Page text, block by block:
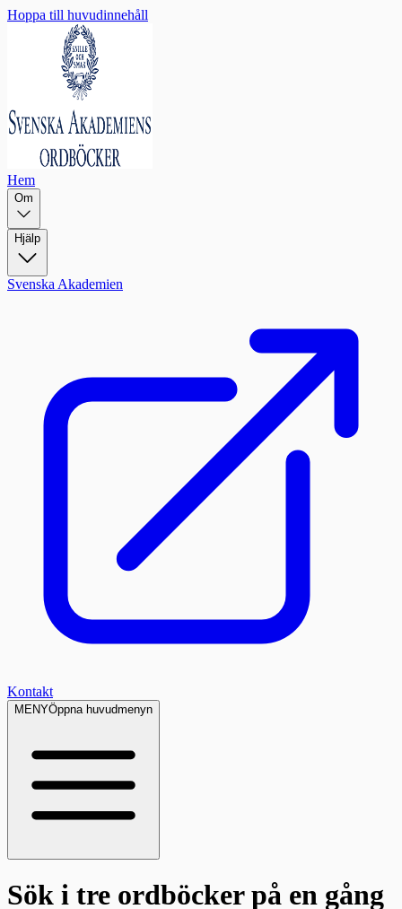
Hoppa till huvudinnehåll
Hem
Om
Hjälp
Svenska Akademien
Kontakt
MENYÖppna huvudmenyn
Sök i tre ordböckerpå en gång